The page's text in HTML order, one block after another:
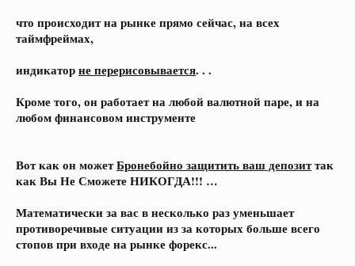
что происходит на рынке прямо сейчас, на всех
таймфреймах,
индикаторне перерисовывается. . .
Кроме того, он работает на любой валютной паре, и на
любом финансовом инструменте
Вот как он можетБронебойно защитить ваш депозиттак
как Вы Не Сможете НИКОГДА!!! …
Математическиза вас в несколько раз уменьшает
противоречивые ситуации из за которых больше всего
стопов при входе на рынке форекс...